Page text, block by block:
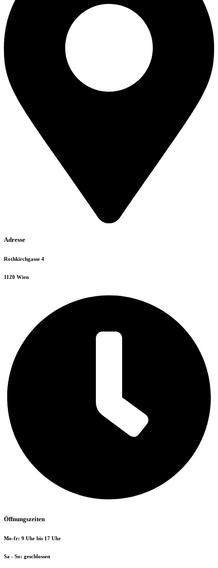
Adresse
Rothkirchgasse 4
1120 Wien
Öffnungszeiten
Mo-fr: 9 Uhr bis 17 Uhr
Sa - So: geschlossen